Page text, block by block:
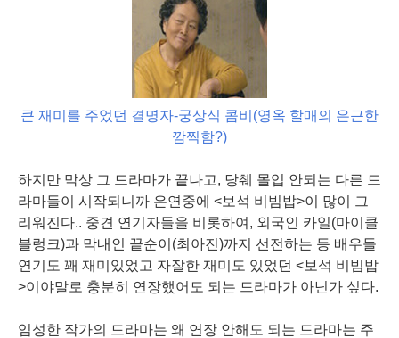
큰 재미를 주었던 결명자-궁상식 콤비(영옥 할매의 은근한
깜찍함?)
하지만 막상 그 드라마가 끝나고, 당췌 몰입 안되는 다른 드
라마들이 시작되니까 은연중에 <보석 비빔밥>이 많이 그
리워진다.. 중견 연기자들을 비롯하여, 외국인 카일(마이클
블렁크)과 막내인 끝순이(최아진)까지 선전하는 등 배우들
연기도 꽤 재미있었고 자잘한 재미도 있었던 <보석 비빔밥
>이야말로 충분히 연장했어도 되는 드라마가 아닌가 싶다.
임성한 작가의 드라마는 왜 연장 안해도 되는 드라마는 주